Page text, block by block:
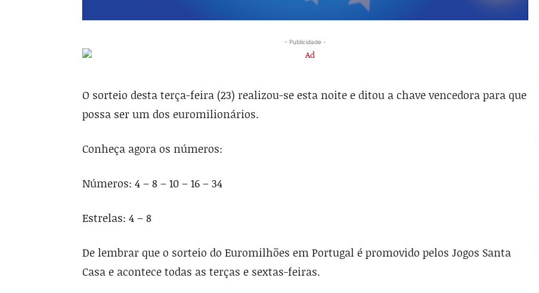
- Publicidade -
O sorteio desta terça-feira (23) realizou-se esta noite e ditou a chave vencedora para que
possa ser um dos euromilionários.
Conheça agora os números:
Números: 4 – 8 – 10 – 16 – 34
Estrelas: 4 – 8
De lembrar que o sorteio do Euromilhões em Portugal é promovido pelos Jogos Santa
Casa e acontece todas as terças e sextas-feiras.